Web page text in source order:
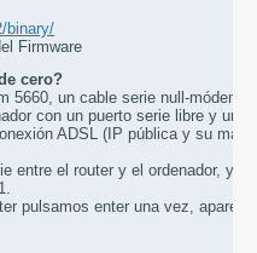
binary/
Firmware
cero?
5660, un cable serie null-
con un puerto serie libre y
ADSL (IP pública y su
entre el router y el ordenador, y
pulsamos enter una vez,